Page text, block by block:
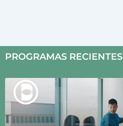
PROGRAMAS RECIENTES